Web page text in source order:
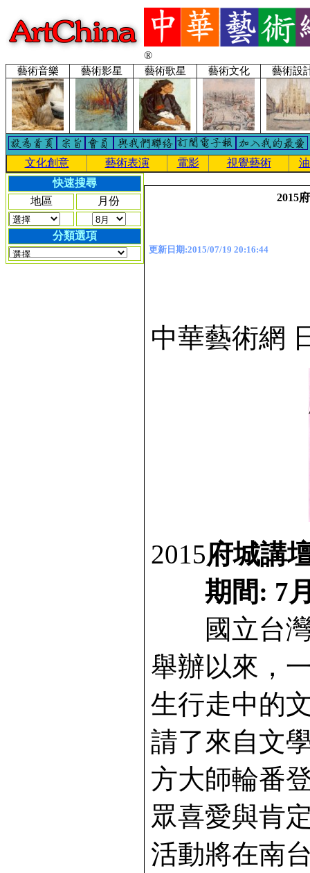
®
藝術音樂 藝術影星 藝術歌星 藝術文化 藝術設
文化創意 藝術表演 電影 視覺藝術
快速搜尋
地區
月份
分類選項
2015
更新日期:2015/07/19 20:16:44
中華藝術網
2015府城講
期間: 7
國立台灣
舉辦以來，
生行走中的
請了來自文
方大師輪番
眾喜愛與肯
活動將在南